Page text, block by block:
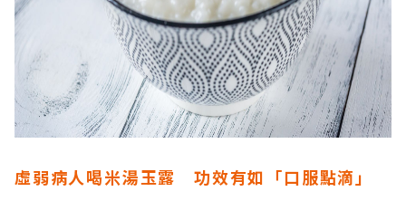
虛弱病人喝米湯玉露 功效有如「口服點滴」